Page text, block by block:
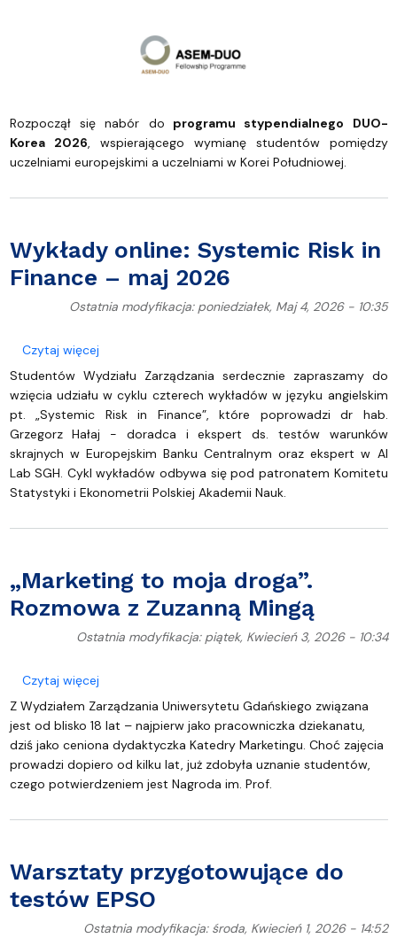
Rozpoczął się nabór do programu stypendialnego DUO-
Korea 2026, wspierającego wymianę studentów pomiędzy
uczelniami europejskimi a uczelniami w Korei Południowej.
Wykłady online: Systemic Risk in
Finance – maj 2026
Ostatnia modyfikacja: poniedziałek, Maj 4, 2026 - 10:35
Czytaj więcejo Wykłady online: Systemic Risk in Finance – maj
Studentów Wydziału Zarządzania serdecznie zapraszamy do
wzięcia udziału w cyklu czterech wykładów w języku angielskim
pt. „Systemic Risk in Finance”, które poprowadzi dr hab.
Grzegorz Hałaj - doradca i ekspert ds. testów warunków
skrajnych w Europejskim Banku Centralnym oraz ekspert w AI
Lab SGH. Cykl wykładów odbywa się pod patronatem Komitetu
Statystyki i Ekonometrii Polskiej Akademii Nauk.
„Marketing to moja droga”.
Rozmowa z Zuzanną Mingą
Ostatnia modyfikacja: piątek, Kwiecień 3, 2026 - 10:34
Czytaj więcejo „Marketing to moja droga”. Rozmowa z Zuzanną
Z Wydziałem Zarządzania Uniwersytetu Gdańskiego związana
jest od blisko 18 lat – najpierw jako pracowniczka dziekanatu,
dziś jako ceniona dydaktyczka Katedry Marketingu. Choć zajęcia
prowadzi dopiero od kilku lat, już zdobyła uznanie studentów,
czego potwierdzeniem jest Nagroda im. Prof.
Warsztaty przygotowujące do
testów EPSO
Ostatnia modyfikacja: środa, Kwiecień 1, 2026 - 14:52